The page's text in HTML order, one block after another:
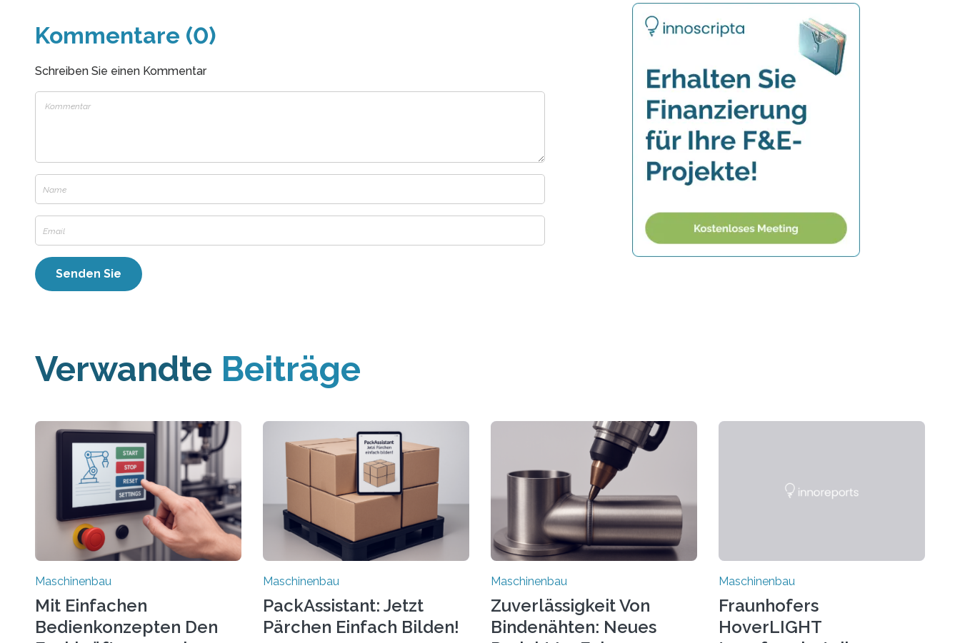
Kommentare (0)
Schreiben Sie einen Kommentar
Verwandte Beiträge
Maschinenbau
Mit Einfachen
Bedienkonzepten Den
Maschinenbau
PackAssistant: Jetzt
Pärchen Einfach Bilden!
Maschinenbau
Zuverlässigkeit Von
Bindenähten: Neues
Maschinenbau
Fraunhofers
HoverLIGHT